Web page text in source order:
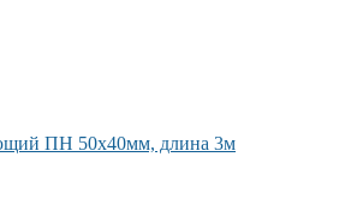
ПН 50x40мм, длина 3м